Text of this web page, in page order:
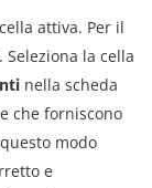
attiva. Per il
la cella
nella scheda
che forniscono
modo
e